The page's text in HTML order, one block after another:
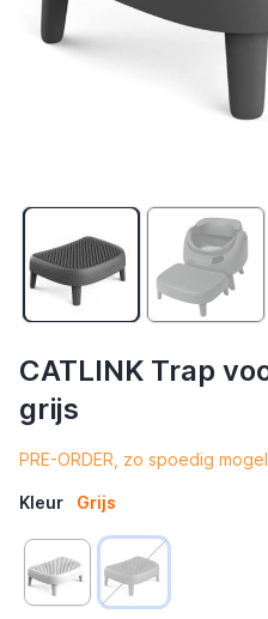
CATLINK Trap
grijs
PRE-ORDER, zo spoedig
Kleur Grijs